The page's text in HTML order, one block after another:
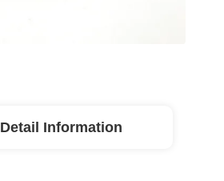
Detail Information